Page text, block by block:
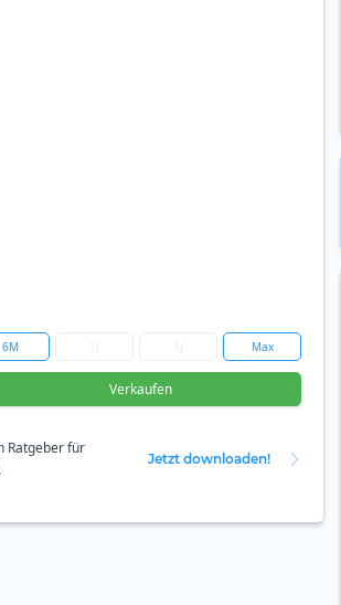
6M Max
Verkaufen
Ratgeber für
Jetzt downloaden!